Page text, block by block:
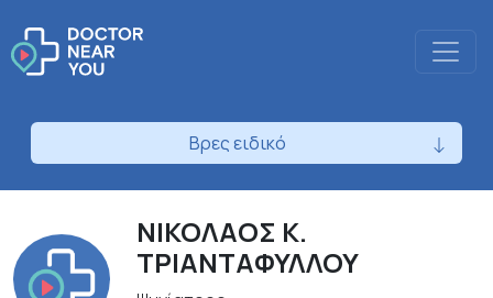
Βρες ειδικό
ΝΙΚΟΛΑΟΣ Κ.
ΤΡΙΑΝΤΑΦΥΛΛΟΥ